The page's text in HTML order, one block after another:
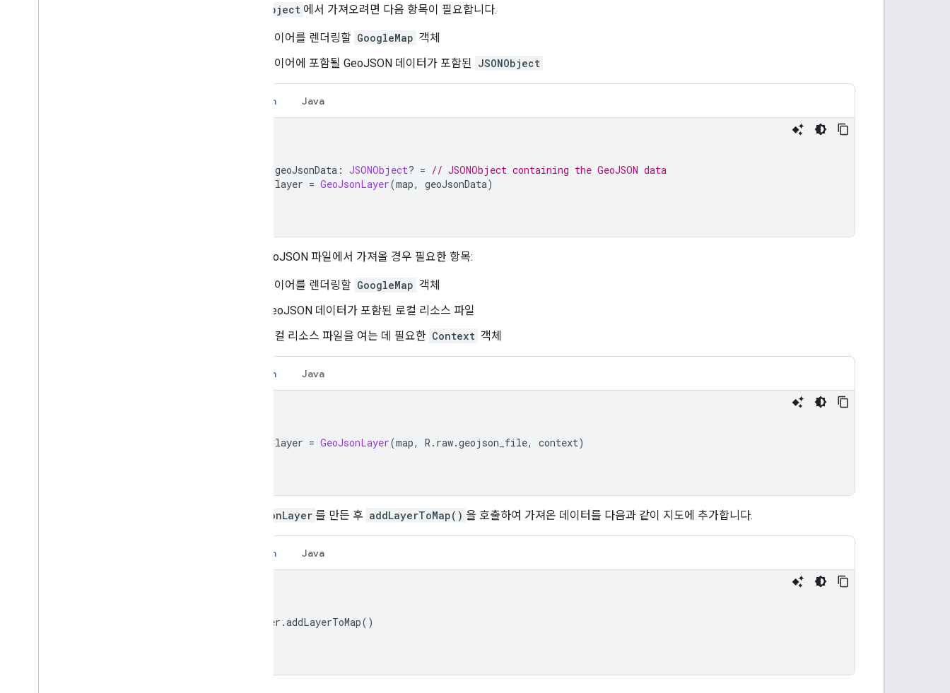
JSONObject 에서 가져오려면 다음 항목이 필요합니다.
레이어를 렌더링할 GoogleMap 객체
레이어에 포함될 GeoJSON 데이터가 포함된 JSONObject
Kotlin Java
val geoJsonData : JSONObject? = // JSONObject containing the GeoJSON data
val layer = GeoJsonLayer(map, geoJsonData)
로컬 GeoJSON 파일에서 가져올 경우 필요한 항목:
레이어를 렌더링할 GoogleMap 객체
GeoJSON 데이터가 포함된 로컬 리소스 파일
로컬 리소스 파일을 여는 데 필요한 Context 객체
Kotlin Java
val layer = GeoJsonLayer(map, R . raw.geojson_file, context)
GeoJsonLayer 를 만든 후 addLayerToMap() 을 호출하여 가져온 데이터를 다음과 같이 지도에 추가합니다.
Kotlin Java
layer .addLayerToMap()